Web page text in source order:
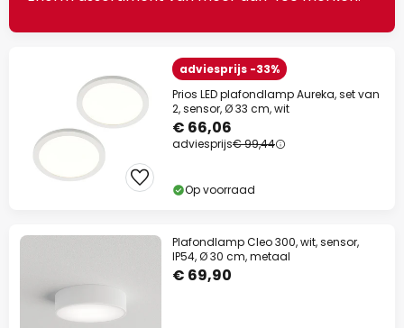
adviesprijs -33%
Prios LED plafondlamp Aureka, set van
2, sensor, Ø 33 cm, wit
€ 66,06
adviesprijs€ 99,44
Op voorraad
Plafondlamp Cleo 300, wit, sensor,
IP54, Ø 30 cm, metaal
€ 69,90